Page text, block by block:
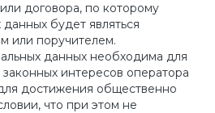
договора, по которому
будет являться
или поручителем.
данных необходима для
интересов оператора
достижения общественно
что при этом не